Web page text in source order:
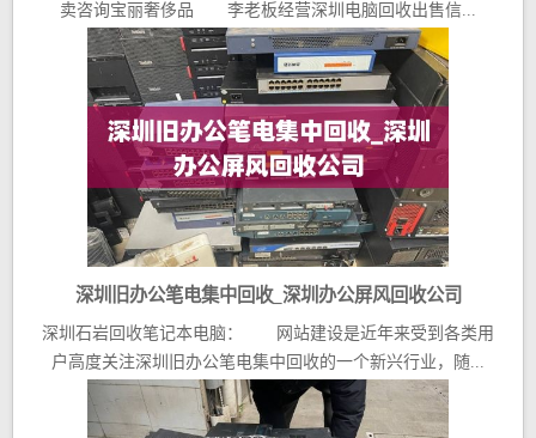
卖咨询宝丽奢侈品 李老板经营深圳电脑回收出售信...
深圳旧办公笔电集中回收_深圳办公屏风回收公司
深圳石岩回收笔记本电脑： 网站建设是近年来受到各类用
户高度关注深圳旧办公笔电集中回收的一个新兴行业，随...